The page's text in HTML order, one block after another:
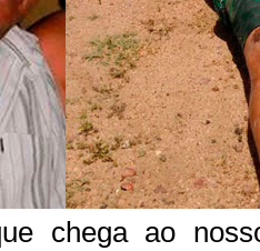
chega ao